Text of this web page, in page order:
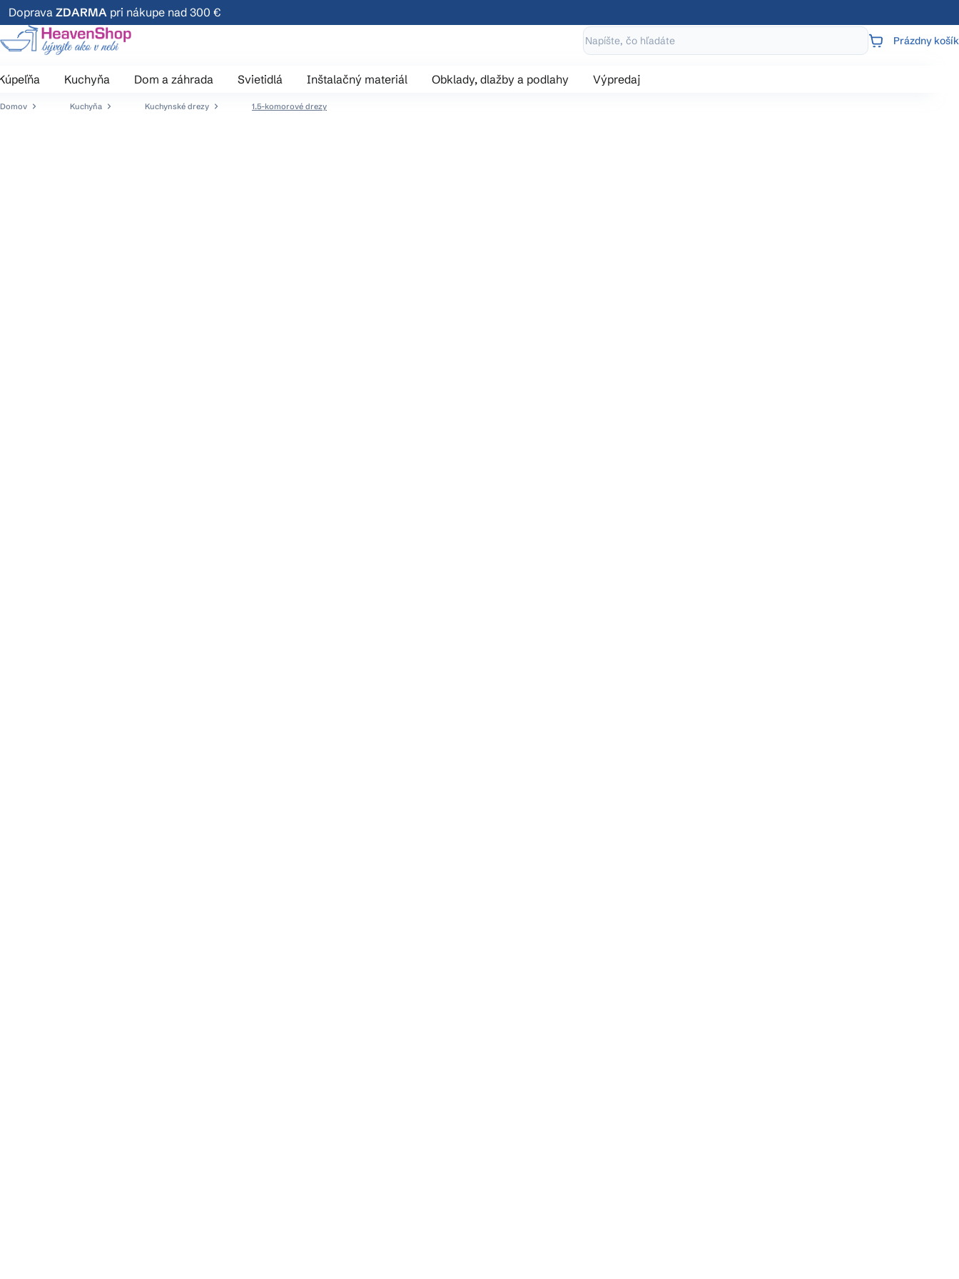
Prejsť
na
obsah
Doprava ZDARMA pri nákupe nad 300 €
NÁKUPNÝ
Prázdny košík
Kuchyňa Dom a záhrada Svietidlá Inštalačný materiál Obklady, dlažby a podlahy Výpredaj
Domov Kuchyňa Kuchynské drezy 1.5-komorové drezy